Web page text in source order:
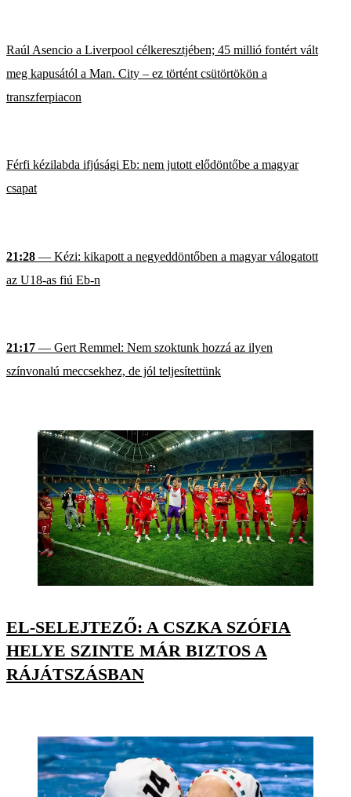
Raúl Asencio a Liverpool célkeresztjében; 45 millió fontért vált
meg kapusától a Man. City – ez történt csütörtökön a
transzferpiacon
Férfi kézilabda ifjúsági Eb: nem jutott elődöntőbe a magyar
csapat
21:28 — Kézi: kikapott a negyeddöntőben a magyar válogatott
az U18-as fiú Eb-n
21:17 — Gert Remmel: Nem szoktunk hozzá az ilyen
színvonalú meccsekhez, de jól teljesítettünk
EL-SELEJTEZŐ: A CSZKA SZÓFIA
HELYE SZINTE MÁR BIZTOS A
RÁJÁTSZÁSBAN